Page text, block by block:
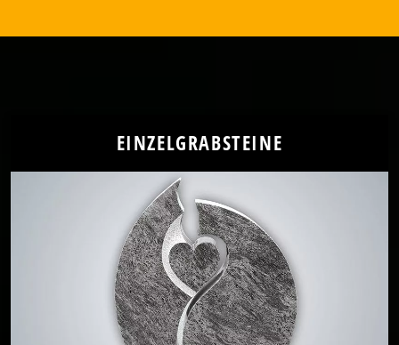
EINZELGRABSTEINE